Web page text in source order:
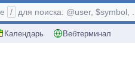
Календарь Вебтерминал
/ для поиска: @user, $symbol, ...